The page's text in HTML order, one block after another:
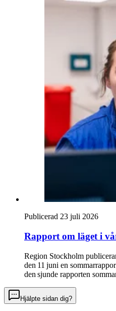
Publicerad 23 juli 2026
Rapport om läget i
Region Stockholm
den 11 juni en
den sjunde rapporten
Hjälpte sidan dig?